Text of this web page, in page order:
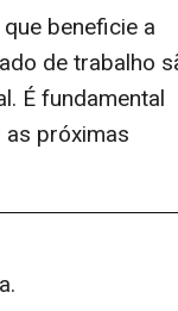
beneficie a
de trabalho
É fundamental
as próximas